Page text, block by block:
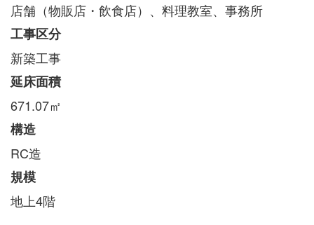
店舗（物販店・飲食店）、料理教室、事務所
工事区分
新築工事
延床面積
671.07㎡
構造
RC造
規模
地上4階